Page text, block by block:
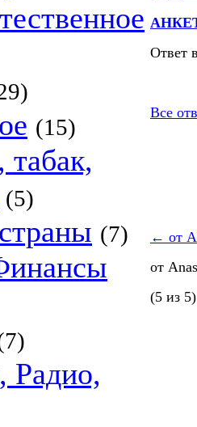
(15)
табак,
(5)
(7)
Ответ
Все
← от
от
(5 из 5)